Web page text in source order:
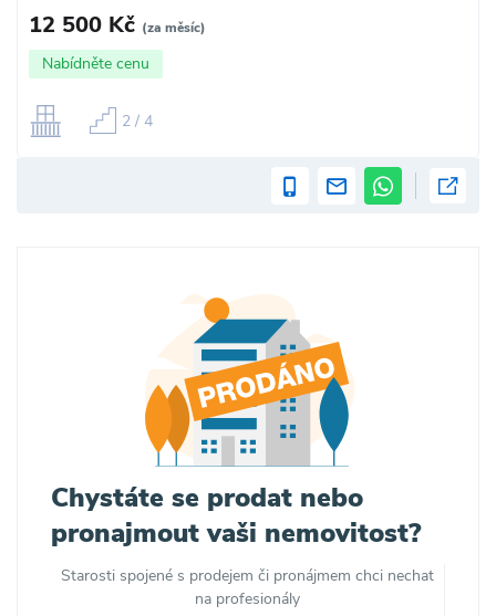
12 500 Kč (za měsíc)
Nabídněte cenu
2 / 4
Chystáte se prodat nebo
pronajmout vaši nemovitost?
Starosti spojené s prodejem či pronájmem chci nechat
na profesionály